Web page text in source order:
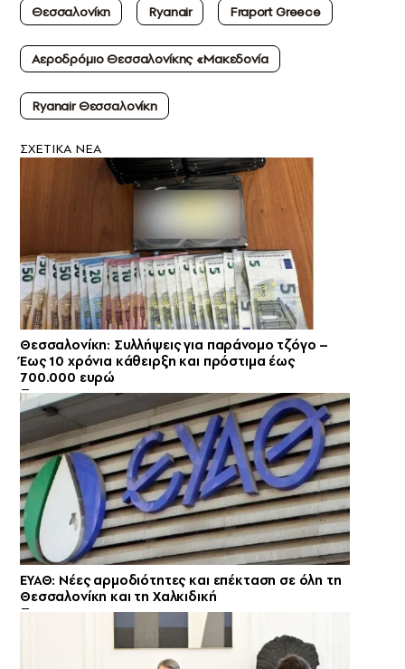
Θεσσαλονίκη
Ryanair Fraport Greece
Αεροδρόμιο Θεσσαλονίκης «Μακεδονία
Ryanair Θεσσαλονίκη
ΣXETIKA NEA
Θεσσαλονίκη: Συλλήψεις για παράνομο τζόγο –
Έως 10 χρόνια κάθειρξη και πρόστιμα έως
700.000 ευρώ
ΕΥΑΘ: Νέες αρμοδιότητες και επέκταση σε όλη τη
Θεσσαλονίκη και τη Χαλκιδική